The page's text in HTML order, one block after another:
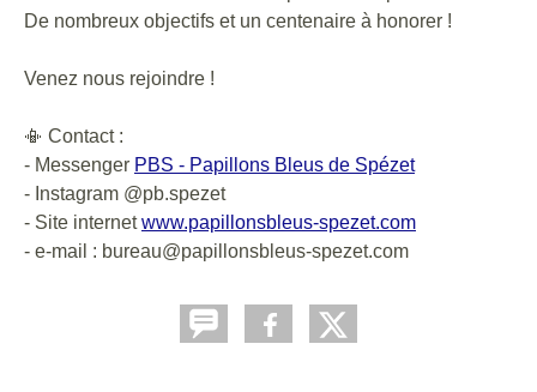
De nombreux objectifs et un centenaire à honorer !
Venez nous rejoindre !
📳 Contact :
- Messenger PBS - Papillons Bleus de Spézet
- Instagram @pb.spezet
- Site internetwww.papillonsbleus-spezet.com
- e-mail : bureau@papillonsbleus-spezet.com